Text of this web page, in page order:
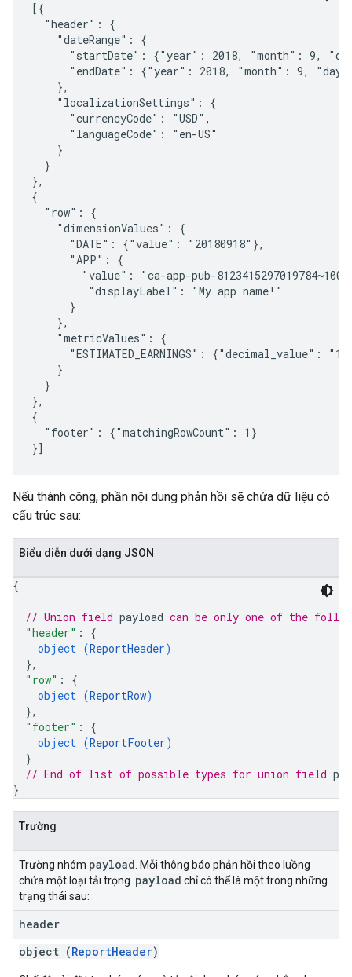
[{
  "header": {
    "dateRange": {
"startDate": {"year": 2018, "month": 9,
"endDate": {"year": 2018, "month": 9,
    },
    "localizationSettings": {
      "currencyCode": "USD",
      "languageCode": "en-US"
    }
  }
},
{
  "row": {
    "dimensionValues": {
      "DATE": {"value": "20180918"},
      "APP": {
"value": "ca-app-pub-
         "displayLabel": "My app name!"
      }
    },
    "metricValues": {
"ESTIMATED_EARNINGS": {"decimal_value":
    }
  }
},
{
  "footer": {"matchingRowCount": 1}
Nếu thành công, phần nội dung phản hồi sẽ chứa dữ liệu có
cấu trúc sau:
Biểu diễn dưới dạng JSON
{
// Union field payload can be only one of the
"header" : {
object (ReportHeader)
},
"row" : {
object (ReportRow)
},
"footer" : {
object (ReportFooter)
}
// End of list of possible types for union field
}
Trường
Trường nhóm payload . Mỗi thông báo phản hồi theo luồng
chứa một loại tải trọng. payload chỉ có thể là một trong những
trạng thái sau:
header
object (ReportHeader)